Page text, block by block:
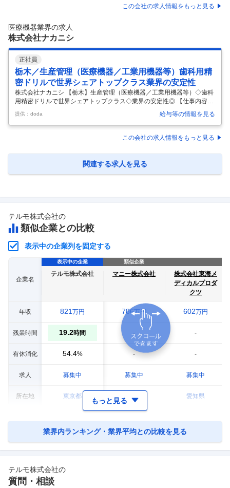
を目指す／将来は学んだ技術を海外工場へ指導／東証プライム上場・医
ロープ工程（伸線・撚線・押出）の生産対応 ・生産設備の設置や条件
この会社の求人情報をもっと見る
医療機器業界の求人
株式会社ナカニシ
正社員
栃木／生産管理（医療機器／工業用機器等）歯科用精
密ドリルで世界シェアトップクラス業界の安定性
株式会社ナカニシ 【栃木】生産管理（医療機器／工業用機器等）◇歯科
用精密ドリルで世界シェアトップクラス◇業界の安定性◎ 【仕事内容】
【栃木】生産管理（医療機器／工業用機器等）◇歯科用精密ドリルで世
界シェアトップクラス◇業界の安定性◎ 【具体的な仕事内容】 世界トッ
プシェア／国内歯科サポート／一次情報に基づく対応力／安定した技術
基盤／高品質ものづくり／問い合わせ対応のプロ／内製化×迅速決裁／
めの営業部門との調整、関係部門との連携対応をお任せします。生産ラ
イン全体の監督、納期通りの生産管理、問題発生時の原因究明と改善を
提供：doda 給与等の情報を見る
この会社の求人情報をもっと見る
関連する求人を見る
テルモ株式会社の
類似企業との比較
表示中の企業列を固定する
企業名
年収
残業時間
有休消化
求人
所在地
表示中の企業
テルモ株式会社
821万円
19.2時間
54.4%
募集中
東京都
類似企業
マニー株式会社
786万円
-
-
募集中
株式会社東海メ
ディカルプロダ
クツ
602万円
-
-
募集中
愛知県
もっと見る
業界内ランキング・業界平均との比較を見る
テルモ株式会社の
質問・相談